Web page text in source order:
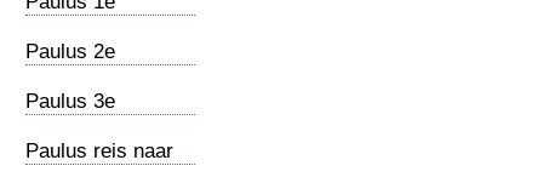
Paulus 2e
Paulus 3e
Paulus reis naar